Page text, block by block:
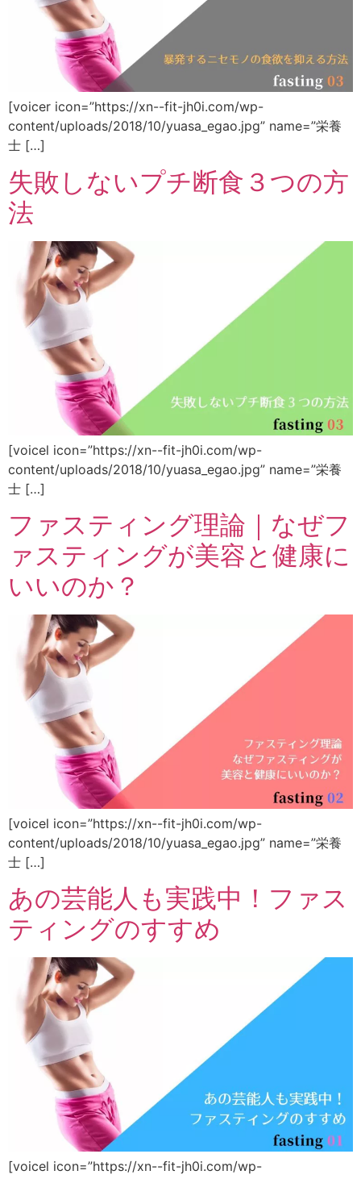
[voicer icon=”https://xn--fit-jh0i.com/wp-
content/uploads/2018/10/yuasa_egao.jpg” name=”栄養
士 […]
失敗しないプチ断食３つの方
法
[voicel icon=”https://xn--fit-jh0i.com/wp-
content/uploads/2018/10/yuasa_egao.jpg” name=”栄養
士 […]
ファスティング理論｜なぜフ
ァスティングが美容と健康に
いいのか？
[voicel icon=”https://xn--fit-jh0i.com/wp-
content/uploads/2018/10/yuasa_egao.jpg” name=”栄養
士 […]
あの芸能人も実践中！ファス
ティングのすすめ
[voicel icon=”https://xn--fit-jh0i.com/wp-